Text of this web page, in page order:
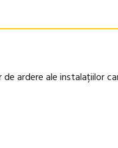
ardere ale instalațiilor